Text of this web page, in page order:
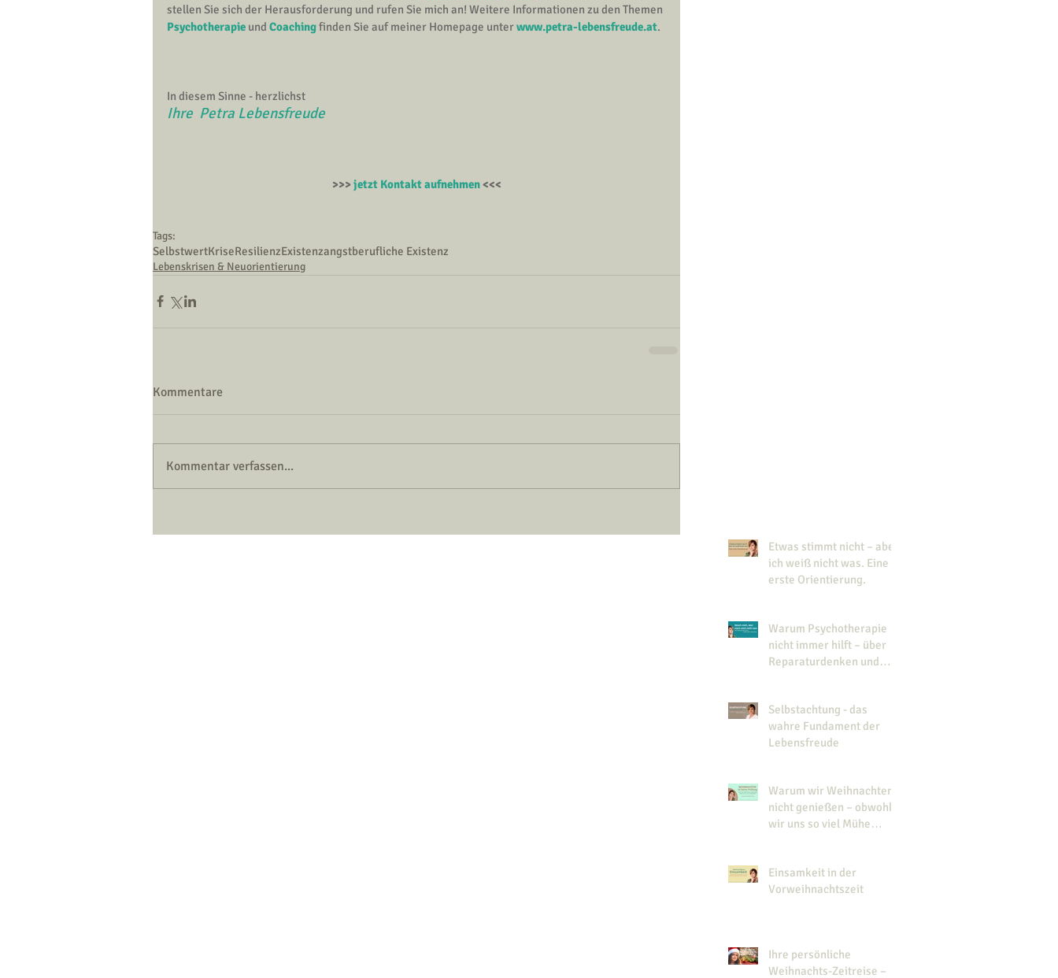
stellen Sie sich der Herausforderung und rufen Sie mich an! Weitere Informationen zu den Themen
Psychotherapie und Coachingfinden Sie auf meiner Homepage unterwww.petra-lebensfreude.at.
In diesem Sinne - herzlichst
Ihre  Petra Lebensfreude
>>>jetzt Kontakt aufnehmen <<<
Tags:
SelbstwertKriseResilienzExistenzangstberufliche Existenz
Lebenskrisen & Neuorientierung
Kommentare
Kommentar verfassen...
Etwas stimmt nicht – aber
ich weiß nicht was. Eine
erste Orientierung.
Warum Psychotherapie
nicht immer hilft – über
Reparaturdenken und
Selbstachtung - das
wahre Fundament der
Lebensfreude
Warum wir Weihnachten
nicht genießen – obwohl
wir uns so viel Mühe
Einsamkeit in der
Vorweihnachtszeit
Ihre persönliche
Weihnachts-Zeitreise –